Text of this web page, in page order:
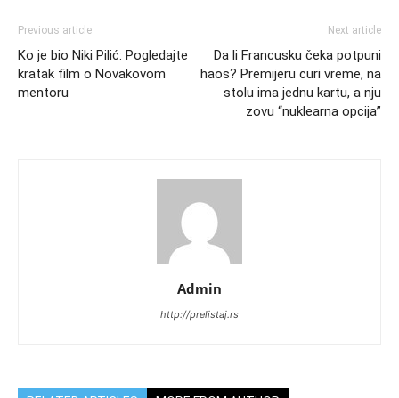
Previous article
Ko je bio Niki Pilić: Pogledajte
kratak film o Novakovom
mentoru
Next article
Da li Francusku čeka potpuni
haos? Premijeru curi vreme, na
stolu ima jednu kartu, a nju
zovu “nuklearna opcija”
Admin
http://prelistaj.rs